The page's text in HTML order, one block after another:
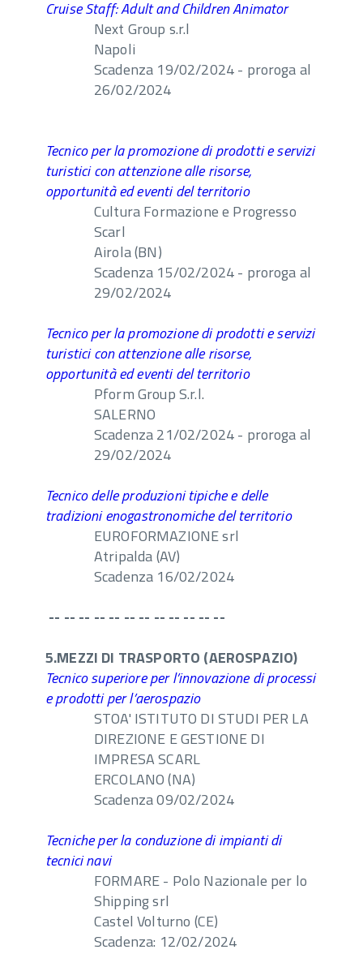
Cruise Staff: Adult and Children Animator
Next Group s.r.l
Napoli
Scadenza 19/02/2024 - proroga al
26/02/2024
Tecnico per la promozione di prodotti e servizi
turistici con attenzione alle risorse,
opportunità ed eventi del territorio
Cultura Formazione e Progresso
Scarl
Airola (BN)
Scadenza 15/02/2024 - proroga al
29/02/2024
Tecnico per la promozione di prodotti e servizi
turistici con attenzione alle risorse,
opportunità ed eventi del territorio
Pform Group S.r.l.
SALERNO
Scadenza 21/02/2024 - proroga al
29/02/2024
Tecnico delle produzioni tipiche e delle
tradizioni enogastronomiche del territorio
EUROFORMAZIONE srl
Atripalda (AV)
Scadenza 16/02/2024
-- -- -- -- -- -- -- -- -- -- -- --
5.MEZZI DI TRASPORTO (AEROSPAZIO)
Tecnico superiore per l’innovazione di processi
e prodotti per l’aerospazio
STOA' ISTITUTO DI STUDI PER LA
DIREZIONE E GESTIONE DI
IMPRESA SCARL
ERCOLANO (NA)
Scadenza 09/02/2024
Tecniche per la conduzione di impianti di
tecnici navi
FORMARE - Polo Nazionale per lo
Shipping srl
Castel Volturno (CE)
Scadenza: 12/02/2024